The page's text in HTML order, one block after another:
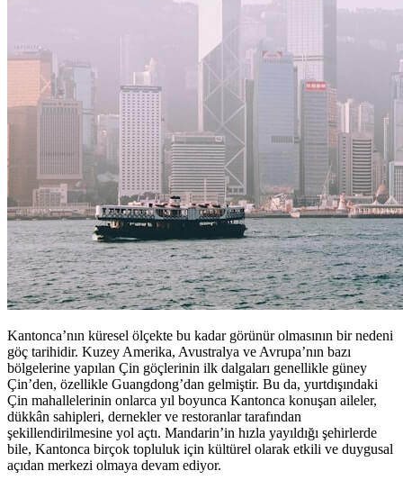
Kantonca’nın küresel ölçekte bu kadar görünür olmasının bir nedeni
göç tarihidir. Kuzey Amerika, Avustralya ve Avrupa’nın bazı
bölgelerine yapılan Çin göçlerinin ilk dalgaları genellikle güney
Çin’den, özellikle Guangdong’dan gelmiştir. Bu da, yurtdışındaki
Çin mahallelerinin onlarca yıl boyunca Kantonca konuşan aileler,
dükkân sahipleri, dernekler ve restoranlar tarafından
şekillendirilmesine yol açtı. Mandarin’in hızla yayıldığı şehirlerde
bile, Kantonca birçok topluluk için kültürel olarak etkili ve duygusal
açıdan merkezi olmaya devam ediyor.